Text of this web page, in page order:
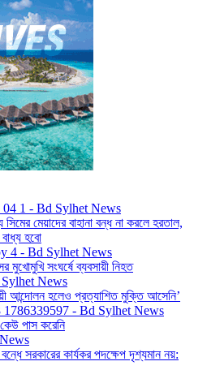
মেয়াদের বাহানা বন্ধ না করলে হরতাল,
হবো
মুখোমুখি সংঘর্ষে ব্যবসায়ী নিহত
আন্দোলন হলেও প্রত্যাশিত মুক্তি আসেনি’
কেউ পাস করেনি
সরকারের কার্যকর পদক্ষেপ দৃশ্যমান নয়: